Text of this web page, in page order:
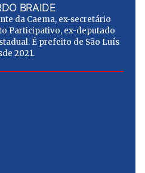
BRAIDE
da Caema, ex-secretário
Participativo, ex-deputado
É prefeito de São Luís
2021.